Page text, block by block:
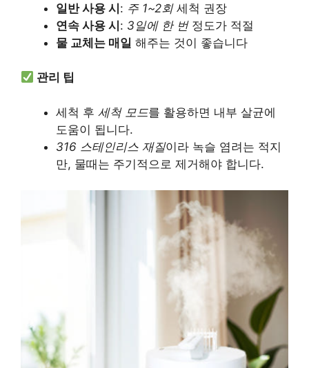
일반 사용 시: 주 1~2회세척 권장
연속 사용 시: 3일에 한 번정도가 적절
물 교체는 매일 해주는 것이 좋습니다
관리 팁
세척 후 세척 모드를 활용하면 내부 살균에
도움이 됩니다.
316 스테인리스 재질이라 녹슬 염려는 적지
만, 물때는 주기적으로 제거해야 합니다.